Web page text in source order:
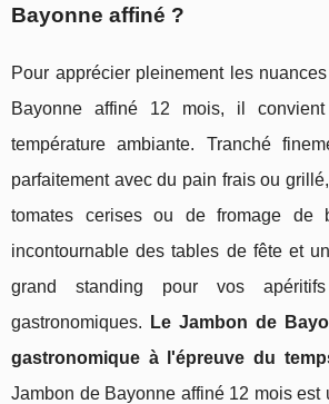
Bayonne affiné ?
Pour apprécier pleinement les
Bayonne affiné 12 mois, il
température ambiante. Tranché
parfaitement avec du pain frais ou
tomates cerises ou de fromage de
incontournable des tables de fête et
grand standing pour vos
gastronomiques.
Le Jambon de
gastronomique à l'épreuve du
Jambon de Bayonne affiné 12 mois est